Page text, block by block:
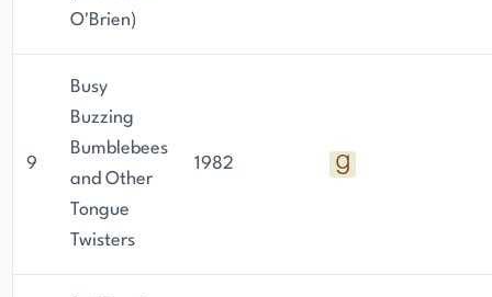
O'Brien)
9
Busy
Buzzing
Bumblebees
and Other
Tongue
Twisters
1982